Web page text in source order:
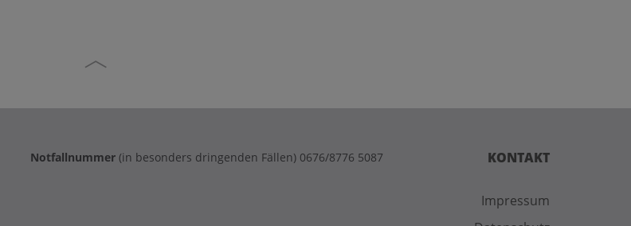
KONTAKT
Impressum
Notfallnummer (in besonders dringenden Fällen) 0676/8776 5087